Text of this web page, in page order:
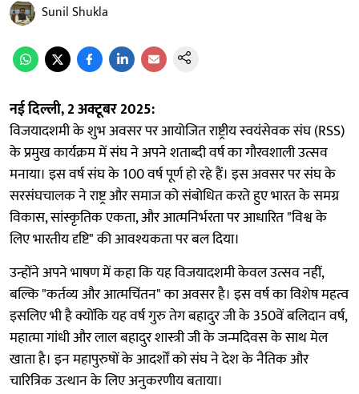
Sunil Shukla
नई दिल्ली, 2 अक्टूबर 2025:
विजयादशमी के शुभ अवसर पर आयोजित राष्ट्रीय स्वयंसेवक संघ (RSS)
के प्रमुख कार्यक्रम में संघ ने अपने शताब्दी वर्ष का गौरवशाली उत्सव
मनाया। इस वर्ष संघ के 100 वर्ष पूर्ण हो रहे हैं। इस अवसर पर संघ के
सरसंघचालक ने राष्ट्र और समाज को संबोधित करते हुए भारत के समग्र
विकास, सांस्कृतिक एकता, और आत्मनिर्भरता पर आधारित "विश्व के
लिए भारतीय दृष्टि" की आवश्यकता पर बल दिया।
उन्होंने अपने भाषण में कहा कि यह विजयादशमी केवल उत्सव नहीं,
बल्कि "कर्तव्य और आत्मचिंतन" का अवसर है। इस वर्ष का विशेष महत्व
इसलिए भी है क्योंकि यह वर्ष गुरु तेग बहादुर जी के 350वें बलिदान वर्ष,
महात्मा गांधी और लाल बहादुर शास्त्री जी के जन्मदिवस के साथ मेल
खाता है। इन महापुरुषों के आदर्शों को संघ ने देश के नैतिक और
चारित्रिक उत्थान के लिए अनुकरणीय बताया।